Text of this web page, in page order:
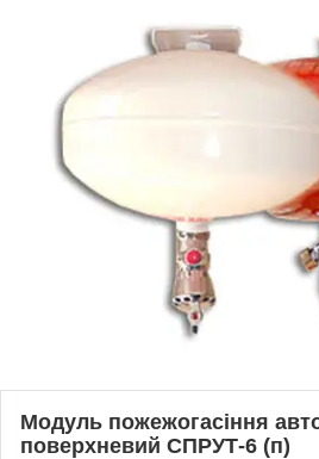
Модуль пожежогасіння
поверхневий СПРУТ-6 (п)